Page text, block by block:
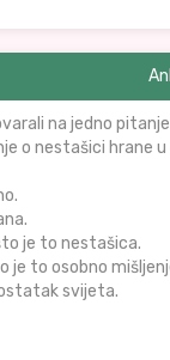
na jedno
o nestašici hrane
je to nestašica.
je to osobno
svijeta.